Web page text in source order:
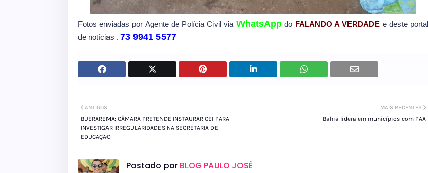
Fotos enviadas por Agente de Polícia Civil via WhatsAppdo FALANDO A VERDADE e deste portal
de notícias . 73 9941 5577
MAIS RECENTES
Bahia lidera em municípios com PAA
ANTIGOS
BUERAREMA: CÂMARA PRETENDE INSTAURAR CEI PARA
INVESTIGAR IRREGULARIDADES NA SECRETARIA DE
EDUCAÇÃO
Postado por BLOG PAULO JOSÉ